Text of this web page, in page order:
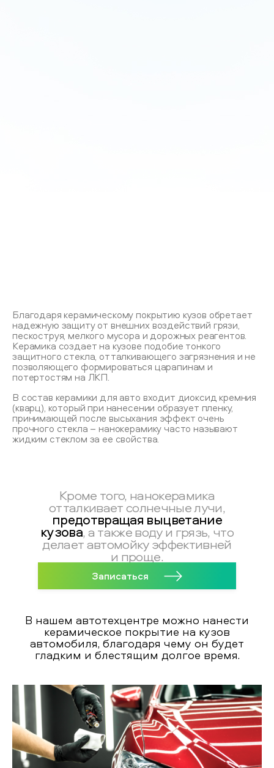
Благодаря керамическому покрытию кузов обретает
надежную защиту от внешних воздействий грязи,
пескоструя, мелкого мусора и дорожных реагентов.
Керамика создает на кузове подобие тонкого
защитного стекла, отталкивающего загрязнения и не
позволяющего формироваться царапинам и
потертостям на ЛКП.
В состав керамики для авто входит диоксид кремния
(кварц), который при нанесении образует пленку,
принимающей после высыхания эффект очень
прочного стекла – нанокерамику часто называют
жидким стеклом за ее свойства.
Кроме того, нанокерамика
отталкивает солнечные лучи,
предотвращая выцветание
кузова, а также воду и грязь, что
делает автомойку эффективней
и проще.
Записаться
В нашем автотехцентре можно нанести
керамическое покрытие на кузов
автомобиля, благодаря чему он будет
гладким и блестящим долгое время.